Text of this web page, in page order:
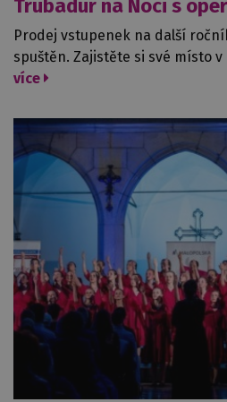
Trubadúr na Noci s
Prodej vstupenek na další
spuštěn. Zajistěte si své místo
více